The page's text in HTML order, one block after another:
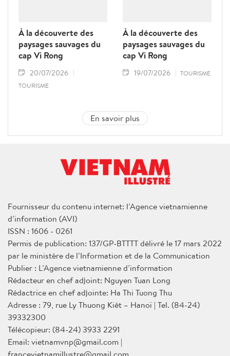
À la découverte des
paysages sauvages du
cap Vi Rong
20/07/2026
TOURISME
À la découverte des
paysages sauvages du
cap Vi Rong
19/07/2026 TOURISME
En savoir plus
Fournisseur du contenu internet: l’Agence vietnamienne
d’information (AVI)
ISSN : 1606 - 0261
Permis de publication: 137/GP-BTTTT délivré le 17 mars 2022
par le ministère de l’Information et de la Communication
Publier : L’Agence vietnamienne d’information
Rédacteur en chef adjoint: Nguyen Tuan Long
Rédactrice en chef adjointe: Ha Thi Tuong Thu
Adresse : 79, rue Ly Thuong Kiêt – Hanoï | Tel. (84-24)
39332300
Télécopieur: (84-24) 3933 2291
Email: vietnamvnp@gmail.com |